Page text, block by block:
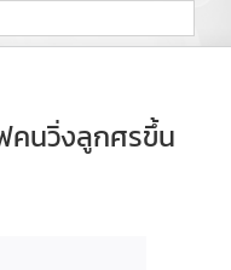
ฟคนวิ่งลูกศรขึ้น